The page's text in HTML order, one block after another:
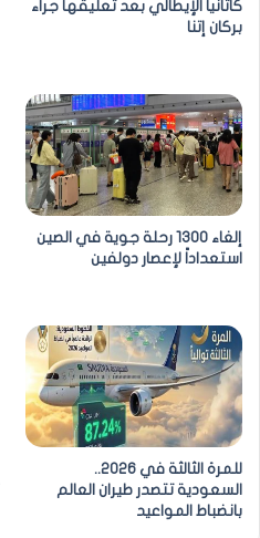
كاتانيا الإيطالي بعد تعليقها جراء
بركان إتنا
إلغاء 1300 رحلة جوية في الصين
استعداداً لإعصار دولفين
للمرة الثالثة في 2026..
السعودية تتصدر طيران العالم
بانضباط المواعيد